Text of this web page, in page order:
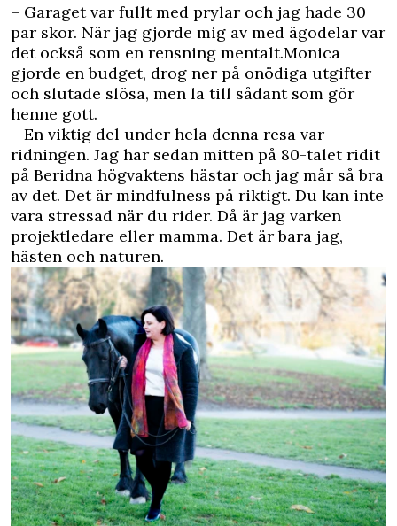
– Garaget var fullt med prylar och jag hade 30
par skor. När jag gjorde mig av med ägodelar var
det också som en rensning mentalt.Monica
gjorde en budget, drog ner på onödiga utgifter
och slutade slösa, men la till sådant som gör
henne gott.
– En viktig del under hela denna resa var
ridningen. Jag har sedan mitten på 80-talet ridit
på Beridna högvaktens hästar och jag mår så bra
av det. Det är mindfulness på riktigt. Du kan inte
vara stressad när du rider. Då är jag varken
projektledare eller mamma. Det är bara jag,
hästen och naturen.